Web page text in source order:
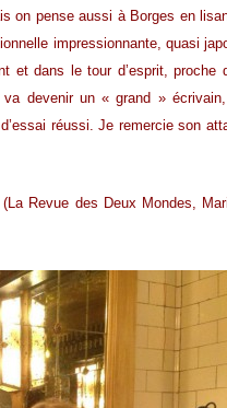
on pense aussi à Borges en
impressionnante, quasi
et dans le tour d’esprit, proche
va devenir un « grand »
réussi. Je remercie son
Revue des Deux Mondes,